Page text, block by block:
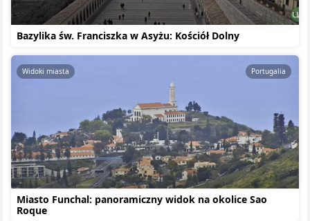
Bazylika św. Franciszka w Asyżu: Kościół Dolny
Miasto Funchal: panoramiczny widok na okolice Sao
Roque
Widoki miasta Portugalia